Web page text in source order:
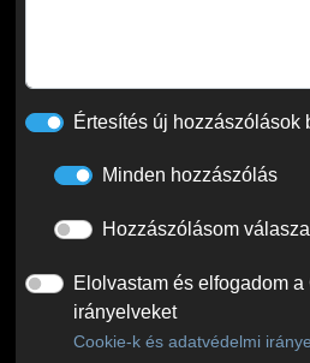
Értesítés új hozzászólások
Minden hozzászólás
Hozzászólásom
Elolvastam és elfogadom
irányelveket
Cookie-k és adatvédelmi